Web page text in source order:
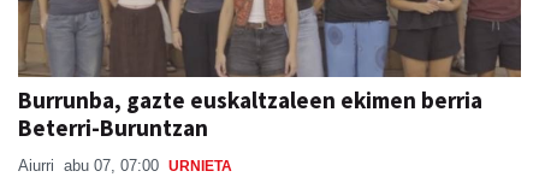
Burrunba, gazte euskaltzaleen ekimen berria
Beterri-Buruntzan
Aiurri abu 07, 07:00 URNIETA